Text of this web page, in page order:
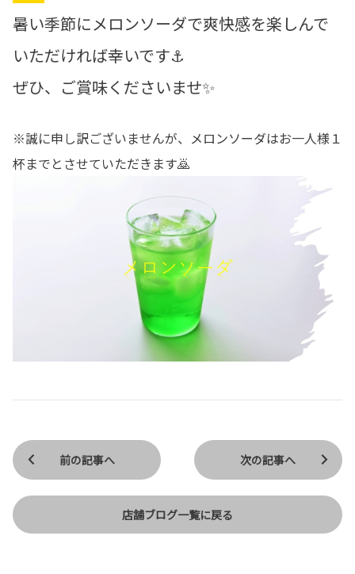
暑い季節にメロンソーダで爽快感を楽しんで
いただければ幸いです⚓
ぜひ、ご賞味くださいませ✨
※誠に申し訳ございませんが、メロンソーダはお一人様１
杯までとさせていただきます🙇
前の記事へ
店舗ブログ一覧に戻る
次の記事へ